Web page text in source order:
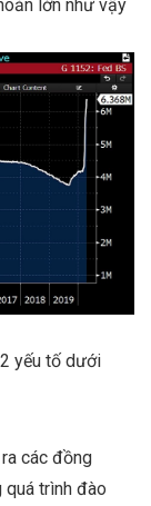
lớn như vậy
yếu tố dưới
các đồng
trình đào